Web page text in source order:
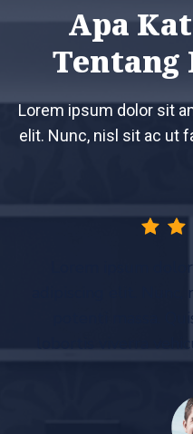
Apa
Lorem ipsum dolor sit
elit. Nunc, nisl sit ac ut
Lorem ipsum
adipiscing elit. Nunc,
potenti massa.
lobortis viverra